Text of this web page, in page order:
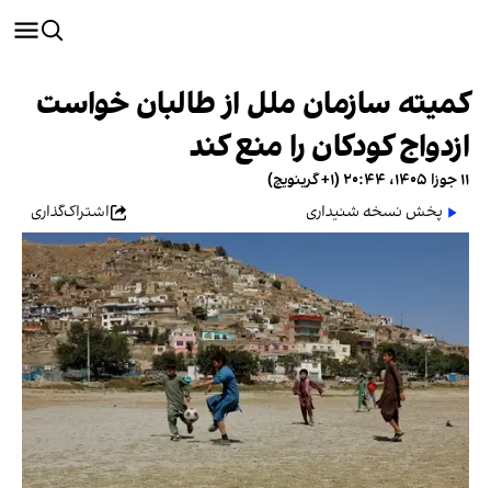
کمیته سازمان ملل از طالبان خواست
ازدواج کودکان را منع کند
۱۱ جوزا ۱۴۰۵، ۲۰:۴۴ (‎+۱ گرینویچ)
پخش نسخه شنیداری
اشتراک‌گذاری